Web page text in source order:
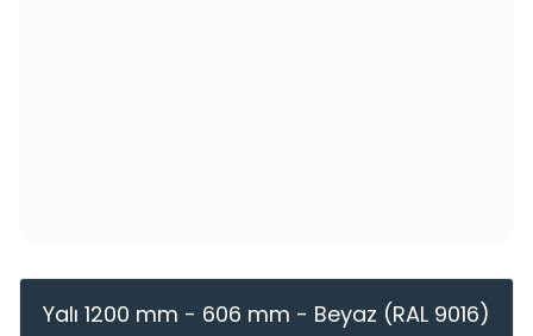
Yalı 1200 mm - 606 mm - Beyaz (RAL 9016)